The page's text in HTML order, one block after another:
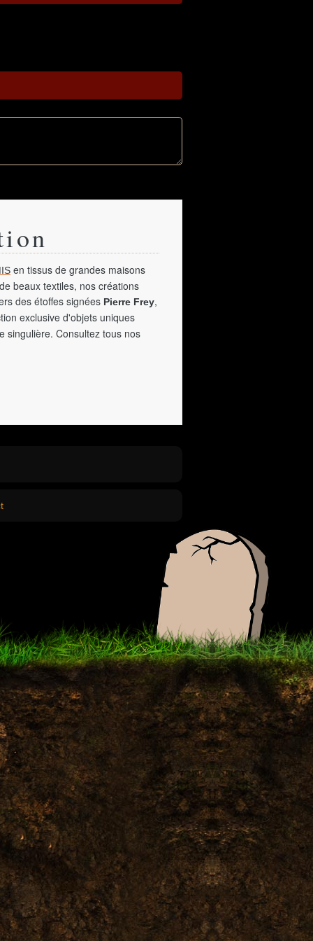
en tissus de grandes maisons
beaux textiles, nos créations
des étoffes signées Pierre Frey,
exclusive d'objets uniques
singulière. Consultez tous nos